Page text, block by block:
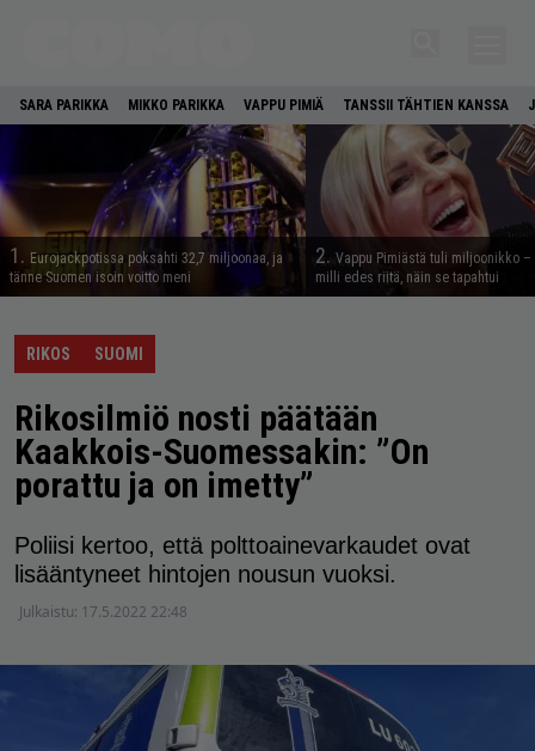
SARA PARIKKA MIKKO PARIKKA VAPPU PIMIÄ TANSSII TÄHTIEN KANSSA
1. Eurojackpotissa poksahti 32,7 miljoonaa, ja
tänne Suomen isoin voitto meni
2. Vappu Pimiästä tuli miljoonikko
milli edes riitä, näin se tapahtui
RIKOS SUOMI
Rikosilmiö nosti päätään
Kaakkois-Suomessakin: ”On
porattu ja on imetty”
Poliisi kertoo, että polttoainevarkaudet ovat
lisääntyneet hintojen nousun vuoksi.
Julkaistu: 17.5.2022 22:48